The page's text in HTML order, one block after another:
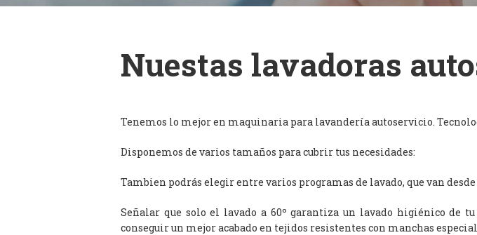
Nuestas lavadoras
Tenemos lo mejor en maquinaria para lavandería autoservicio.
Disponemos de varios tamaños para cubrir tus necesidades:
Tambien podrás elegir entre varios programas de lavado, que van
Señalar que solo el lavado a 60º garantiza un lavado higiénico de
conseguir un mejor acabado en tejidos resistentes con manchas